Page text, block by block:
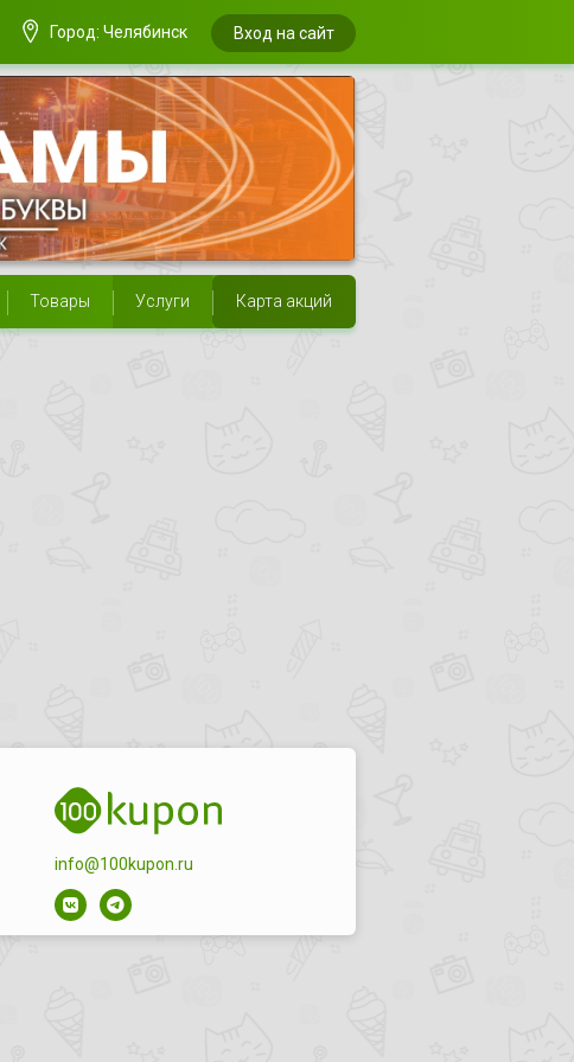
Город: Челябинск Вход на сайт
Товары Услуги Карта акций
info@100kupon.ru